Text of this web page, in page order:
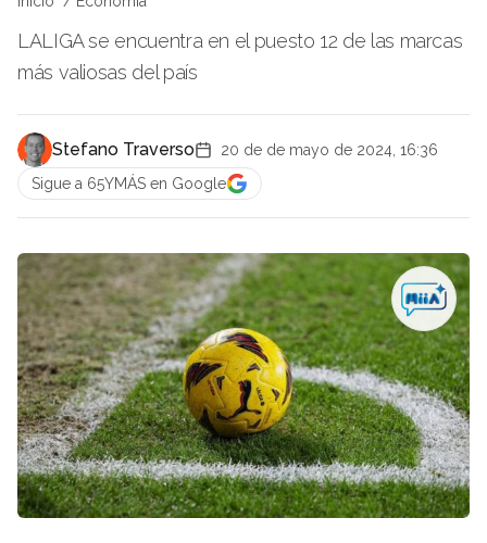
LALIGA se encuentra en el puesto 12 de las marcas
más valiosas del país
Stefano Traverso
20 de de mayo de 2024, 16:36
Sigue a 65YMÁS en Google